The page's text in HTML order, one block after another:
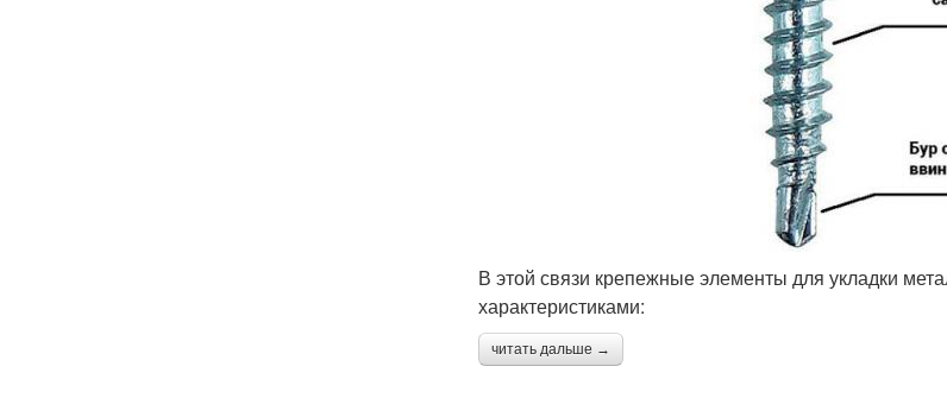
В этой связи крепежные элементы для укладки
характеристиками:
читать дальше →